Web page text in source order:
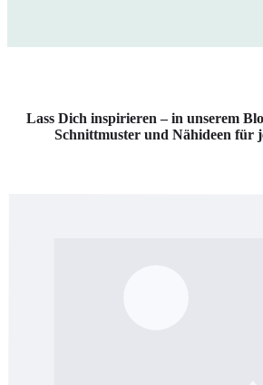
Lass Dich inspirieren – in unserem
Schnittmuster und Nähideen für